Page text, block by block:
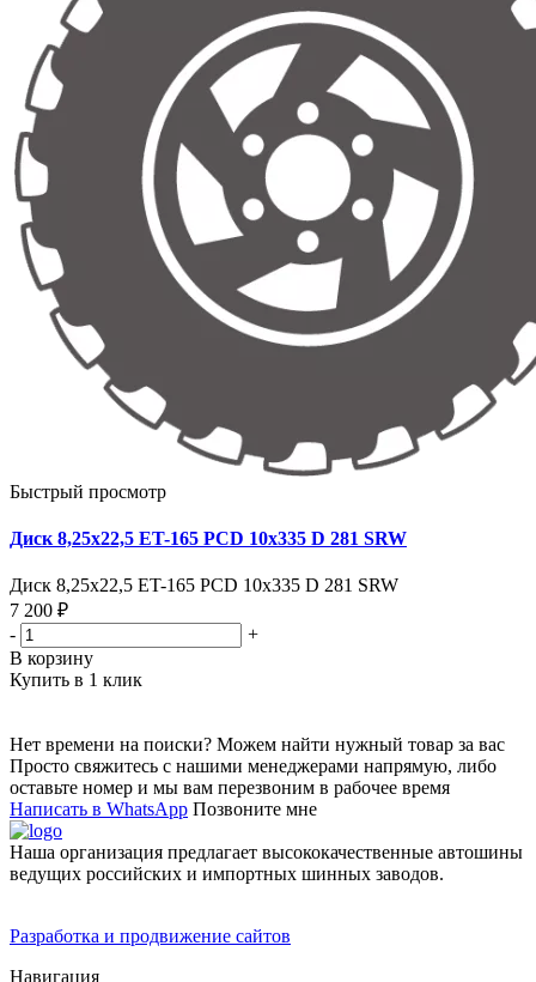
Быстрый просмотр
Диск 8,25х22,5 ET-165 PCD 10x335 D 281 SRW
Диск 8,25х22,5 ET-165 PCD 10x335 D 281 SRW
7 200 ₽
-
+
В корзину
Купить в 1 клик
Нет времени на поиски? Можем найти нужный товар за вас
Просто свяжитесь с нашими менеджерами напрямую, либо
оставьте номер и мы вам перезвоним в рабочее время
Написать в WhatsApp Позвоните мне
Наша организация предлагает высококачественные автошины
ведущих российских и импортных шинных заводов.
Разработка и продвижение сайтов
Навигация